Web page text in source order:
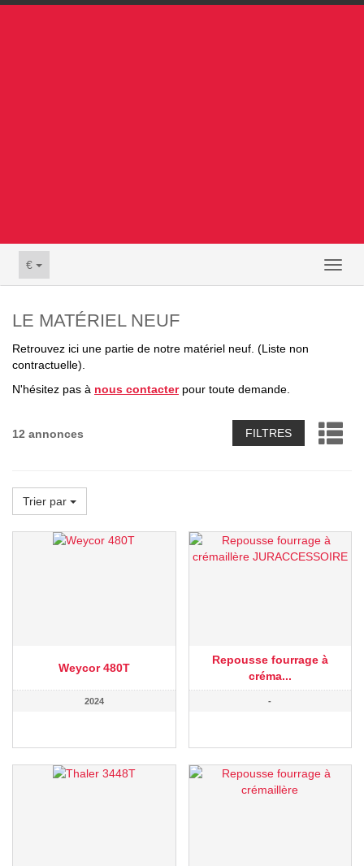
€
LE MATÉRIEL NEUF
Retrouvez ici une partie de notre matériel neuf. (Liste non
contractuelle).
N'hésitez pas à nous contacterpour toute demande.
12 annonces FILTRES
Trier par
Weycor 480T
2024
Repousse fourrage à
créma...
-